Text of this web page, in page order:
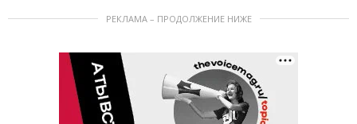
РЕКЛАМА – ПРОДОЛЖЕНИЕ НИЖЕ